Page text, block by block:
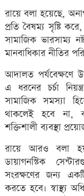
রায়ে বলা হয়েছে,
প্রতি বৈষম্য সৃষ্টি
সামাজিক ভারসাম্য
মানবাধিকার নীতির
আদালত পর্যবেক্ষণে
এ ধরনের চর্চা
সামাজিক সমস্যা
থাকলেই হবে না,
শক্তিশালী ব্যবস্থা
রায়ে আরও বলা
ডায়াগনস্টিক
সংরক্ষণের জন্য
করতে হবে। স্বাস্থ্য